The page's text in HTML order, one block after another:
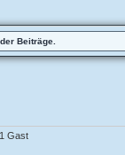
Beiträge.
Gast